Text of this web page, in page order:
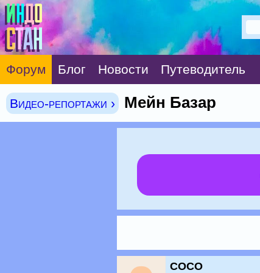
Форум Блог Новости Путеводитель
Видео-репортажи › Мейн Базар
COCO